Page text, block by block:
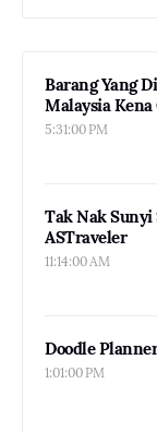
Barang Yang
Malaysia Kena
5:31:00 PM
Tak Nak Sunyi
ASTraveler
11:14:00 AM
Doodle
1:01:00 PM